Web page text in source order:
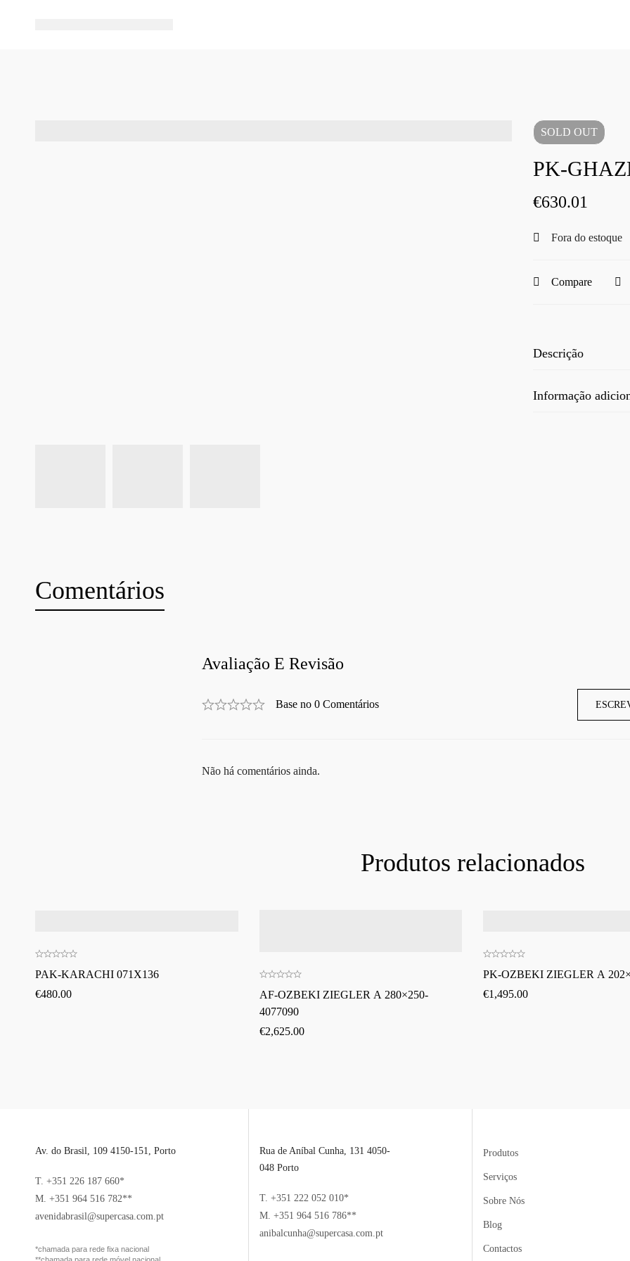
SOLD OUT
PK-
€630.01
Fora do estoque
Compare
Descrição
Informação
Comentários
Avaliação E Revisão
Base no 0 Comentários
Não há comentários ainda.
Produtos relacionados
PAK-KARACHI 071X136
€480.00
AF-OZBEKI ZIEGLER A 280×250-
4077090
€2,625.00
PK-OZBEKI ZIEGLER A
€1,495.00
Av. do Brasil, 109 4150-151, Porto
T. +351 226 187 660*
M. +351 964 516 782**
avenidabrasil@supercasa.com.pt
*chamada para rede fixa nacional
Rua de Aníbal Cunha, 131 4050-
048 Porto
T. +351 222 052 010*
M. +351 964 516 786**
anibalcunha@supercasa.com.pt
Produtos
Serviços
Sobre Nós
Blog
Contactos